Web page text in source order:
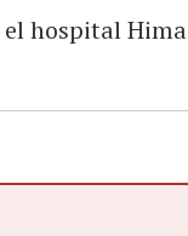
hospital